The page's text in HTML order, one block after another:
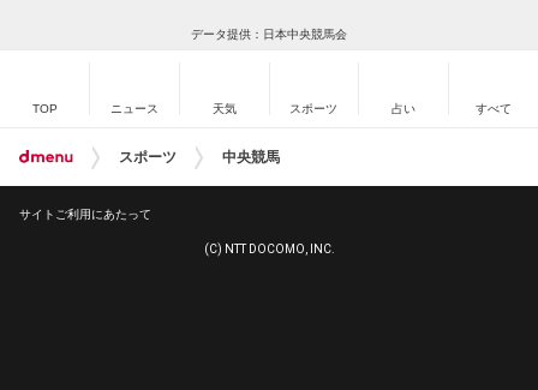
データ提供：日本中央競馬会
TOP ニュース 天気 スポーツ 占い すべて
スポーツ 中央競馬
サイトご利用にあたって
(C) NTT DOCOMO, INC.